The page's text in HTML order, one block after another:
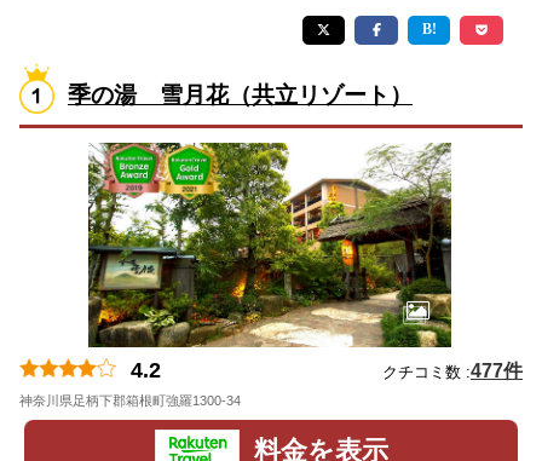
季の湯 雪月花（共立リゾート）
4.2 クチコミ数 :477件
神奈川県足柄下郡箱根町強羅1300-34
料金を表示